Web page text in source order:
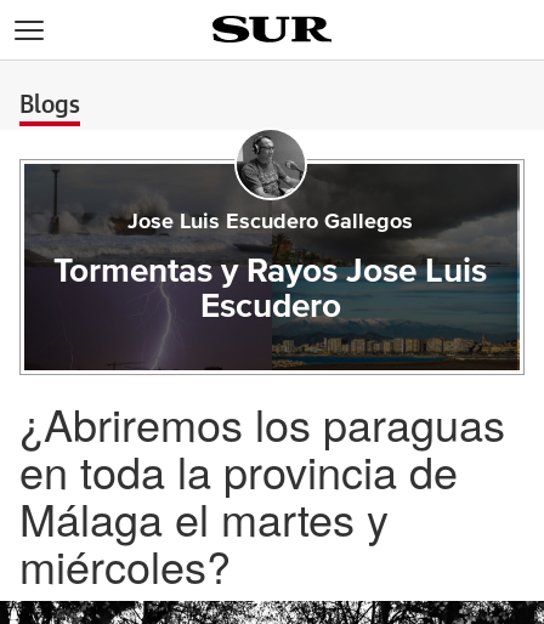
Blogs
Jose Luis Escudero Gallegos
Tormentas y Rayos Jose Luis
Escudero
¿Abriremos los paraguas
en toda la provincia de
Málaga el martes y
miércoles?